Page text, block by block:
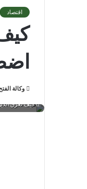
اقتصاد
وكالة
كيف تغرق